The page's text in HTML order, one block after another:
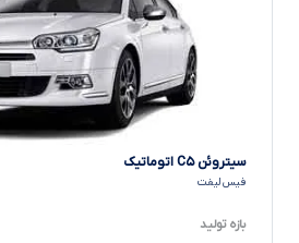
سیتروئن C۵ اتوماتیک
فیس لیفت
بازه تولید